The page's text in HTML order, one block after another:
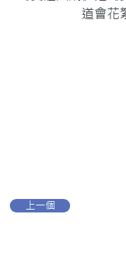
道會花
上一個